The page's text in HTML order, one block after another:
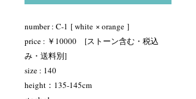
number : C-1 [ white × orange ]
price : ￥10000 [ストーン含む・税込
み・送料別]
size : 140
height：135-145cm